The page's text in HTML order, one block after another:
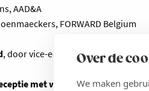
Over de
We maken
FORWARD Belgium
, door vice-eersteminister en
met walkingdinner